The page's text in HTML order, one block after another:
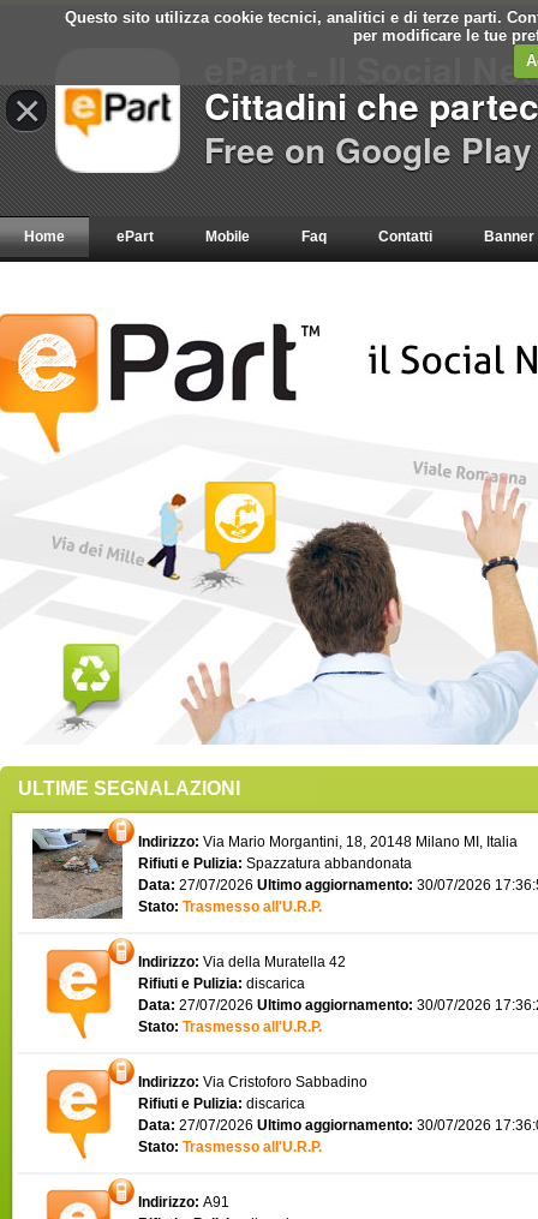
Questo sito utilizza cookie tecnici, analitici e di terze parti.
per modificare le tue
Home ePart Mobile Faq Contatti Banner
ULTIME SEGNALAZIONI
Indirizzo: Via Mario Morgantini, 18, 20148 Milano MI, Italia
Rifiuti e Pulizia: Spazzatura abbandonata
Data: 27/07/2026 Ultimo aggiornamento: 30/07/2026
Stato: Trasmesso all'U.R.P.
Indirizzo: Via della Muratella 42
Rifiuti e Pulizia: discarica
Data: 27/07/2026 Ultimo aggiornamento: 30/07/2026
Stato: Trasmesso all'U.R.P.
Indirizzo: Via Cristoforo Sabbadino
Rifiuti e Pulizia: discarica
Data: 27/07/2026 Ultimo aggiornamento: 30/07/2026
Stato: Trasmesso all'U.R.P.
Indirizzo: A91
×
ePart - Il Social
Cittadini che
Free on Google Play